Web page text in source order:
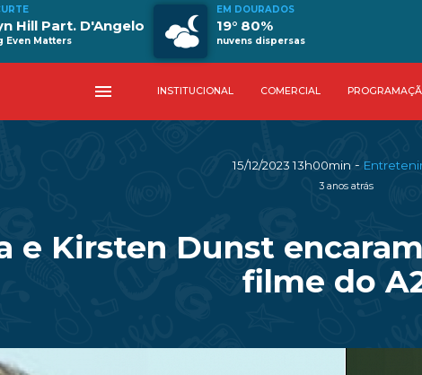
Hill Part. D'Angelo
Even Matters
EM DOURADOS
19° 80%
nuvens dispersas
menu INSTITUCIONAL COMERCIAL
15/12/2023 13h00min -
3 anos atrás
e Kirsten Dunst
filme do